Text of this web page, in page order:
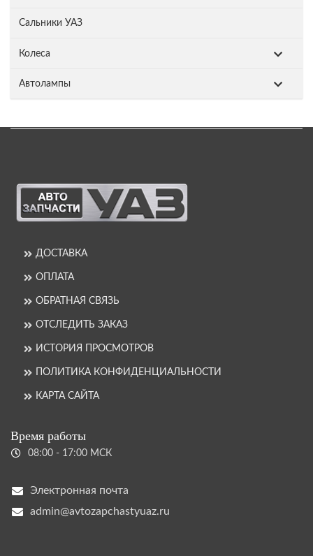
Сальники УАЗ
Колеса
Автолампы
ДОСТАВКА
ОПЛАТА
ОБРАТНАЯ СВЯЗЬ
ОТСЛЕДИТЬ ЗАКАЗ
ИСТОРИЯ ПРОСМОТРОВ
ПОЛИТИКА КОНФИДЕНЦИАЛЬНОСТИ
КАРТА САЙТА
Время работы
08:00 - 17:00 МСК
Электронная почта
admin@avtozapchastyuaz.ru